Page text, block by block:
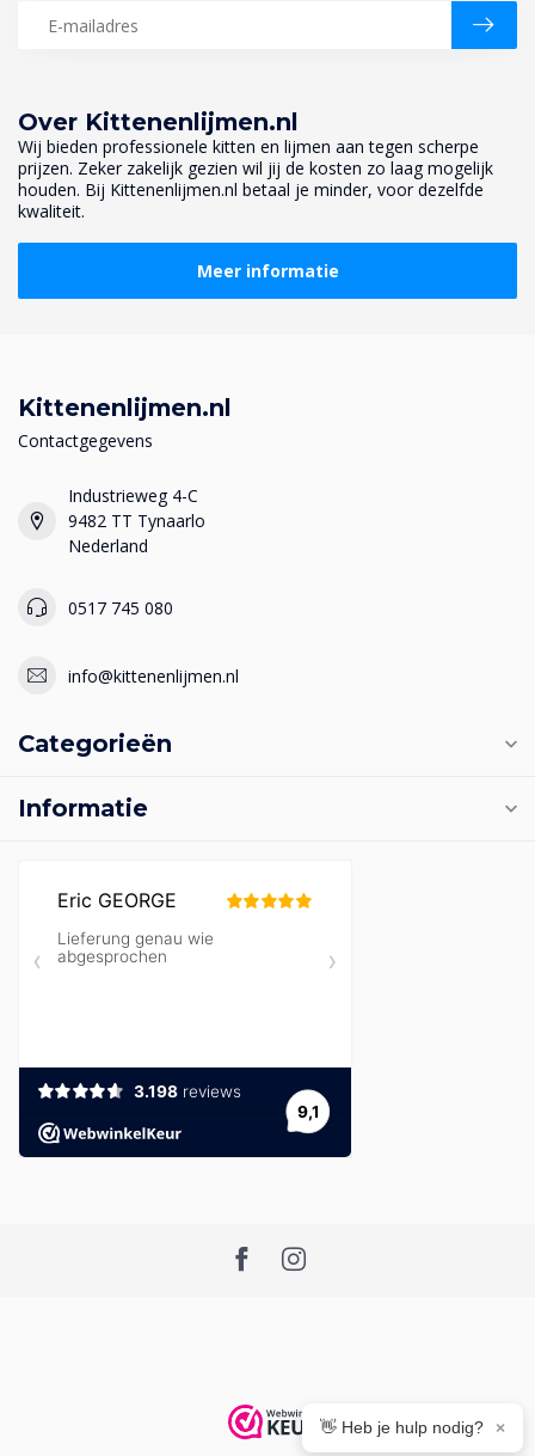
Over Kittenenlijmen.nl
Wij bieden professionele kitten en lijmen aan tegen scherpe
prijzen. Zeker zakelijk gezien wil jij de kosten zo laag mogelijk
houden. Bij Kittenenlijmen.nl betaal je minder, voor dezelfde
kwaliteit.
Meer informatie
Kittenenlijmen.nl
Contactgegevens
Industrieweg 4-C
9482 TT Tynaarlo
Nederland
0517 745 080
info@kittenenlijmen.nl
Categorieën
Informatie
👋 Heb je hulp nodig? ×